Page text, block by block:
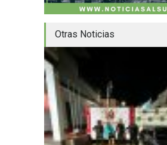
Otras Noticias